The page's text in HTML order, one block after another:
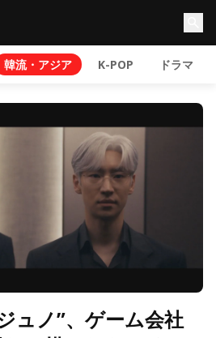
韓流・アジア K-POP ドラマ
ュノ”、ゲーム会社